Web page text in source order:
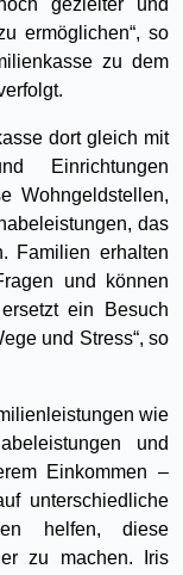
gezielter und
ermöglichen“, so
zu dem
dort gleich mit
Einrichtungen
Wohngeldstellen,
das
Familien erhalten
und können
ein Besuch
und Stress“, so
wie
und
Einkommen –
unterschiedliche
helfen, diese
zu machen. Iris